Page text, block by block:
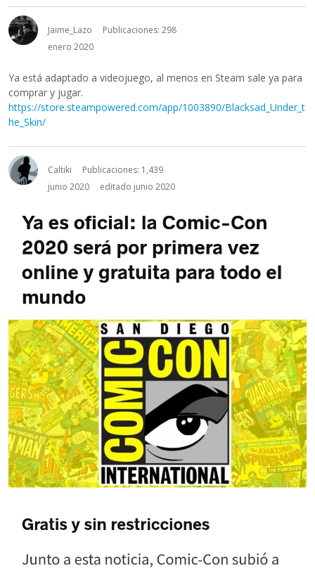
Jaime_Lazo
Publicaciones: 298
enero 2020
Ya está adaptado a videojuego, al menos en Steam sale ya para
comprar y jugar.
https://store.steampowered.com/app/1003890/Blacksad_Under_t
he_Skin/
Caltiki
Publicaciones: 1,439
junio 2020
editado junio 2020